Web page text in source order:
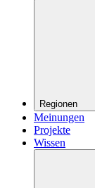
Regionen
Meinungen
Projekte
Wissen